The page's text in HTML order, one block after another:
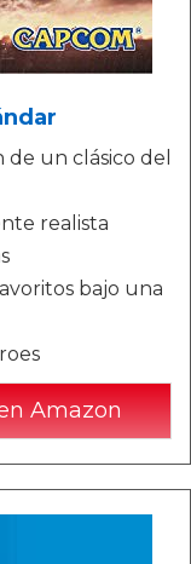
un clásico del
realista
bajo una
Amazon